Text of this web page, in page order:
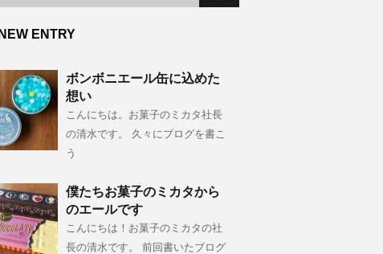
NEW ENTRY
ボンボニエール缶に込めた
想い
こんにちは。お菓子のミカタ社長
の清水です。 久々にブログを書こ
う
僕たちお菓子のミカタから
のエールです
こんにちは！お菓子のミカタの社
長の清水です。 前回書いたブログ